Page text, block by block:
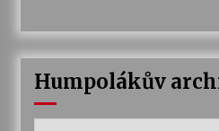
Humpolákův